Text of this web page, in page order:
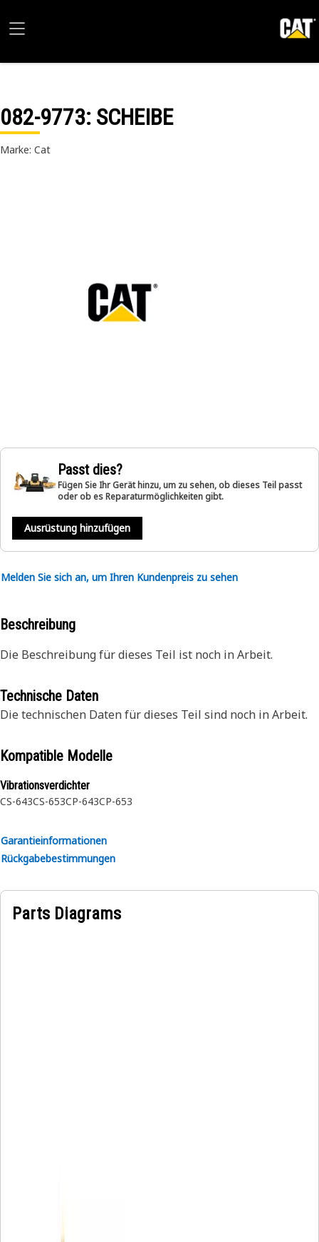
082-9773: SCHEIBE
Marke: Cat
Passt dies?
Fügen Sie Ihr Gerät hinzu, um zu sehen, ob dieses Teil passt
oder ob es Reparaturmöglichkeiten gibt.
Ausrüstung hinzufügen
Melden Sie sich an, um Ihren Kundenpreis zu sehen
Beschreibung
Die Beschreibung für dieses Teil ist noch in Arbeit.
Technische Daten
Die technischen Daten für dieses Teil sind noch in Arbeit.
Kompatible Modelle
Vibrationsverdichter
CS-643CS-653CP-643CP-653
Garantieinformationen
Rückgabebestimmungen
Parts Diagrams